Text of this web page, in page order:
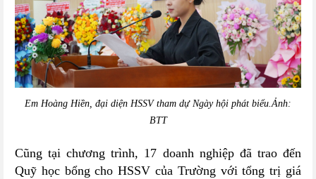
Em Hoàng Hiền, đại diện HSSV tham dự Ngày hội phát biểu.Ảnh:
BTT
Cũng tại chương trình, 17 doanh nghiệp đã trao đến
Quỹ học bổng cho HSSV của Trường với tổng trị giá